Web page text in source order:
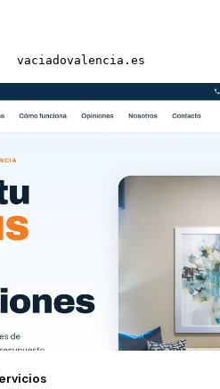
vaciadovalencia.es